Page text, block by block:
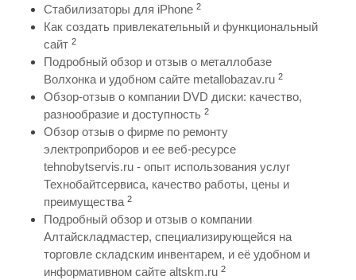
Стабилизаторы для iPhone 2
Как создать привлекательный и функциональный
сайт 2
Подробный обзор и отзыв о металлобазе
Волхонка и удобном сайте metallobazav.ru 2
Обзор-отзыв о компании DVD диски: качество,
разнообразие и доступность 2
Обзор отзыв о фирме по ремонту
электроприборов и ее веб-ресурсе
tehnobytservis.ru - опыт использования услуг
Технобайтсервиса, качество работы, цены и
преимущества 2
Подробный обзор и отзыв о компании
Алтайскладмастер, специализирующейся на
торговле складским инвентарем, и её удобном и
информативном сайте altskm.ru 2